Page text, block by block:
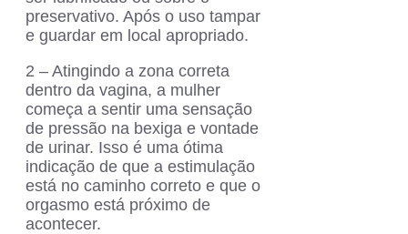
preservativo. Após o uso tampar
e guardar em local apropriado.
2 – Atingindo a zona correta
dentro da vagina, a mulher
começa a sentir uma sensação
de pressão na bexiga e vontade
de urinar. Isso é uma ótima
indicação de que a estimulação
está no caminho correto e que o
orgasmo está próximo de
acontecer.